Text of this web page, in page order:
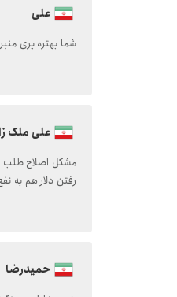
علی
شما بهتره بری
علی ملک
مشکل اصلاح طلب
رفتن دلار هم به
حمیدرضا